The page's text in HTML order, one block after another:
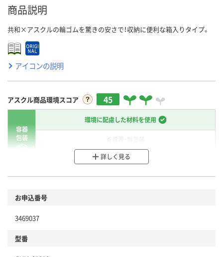
商品説明
共和×アスクルの輪ゴムを驚きの安さで！収納に便利な箱入りタイプ。
アイコンの説明
アスクル商品環境スコア 45
容器
包装
環境に配慮した材料を使用
分別・リサイクルしやすい設計
商品
本体
詳しく見る
お申込番号
3469037
型番